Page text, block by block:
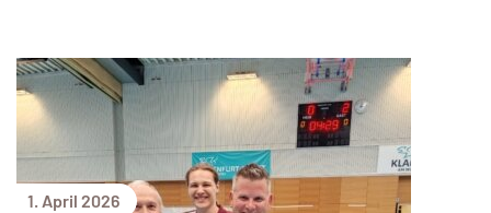
1. April 2026